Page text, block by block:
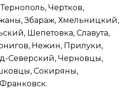
Чертков,
Збараж, Хмельницкий,
Шепетовка, Славута,
Нежин, Прилуки,
Северский, Черновцы,
Сокиряны,